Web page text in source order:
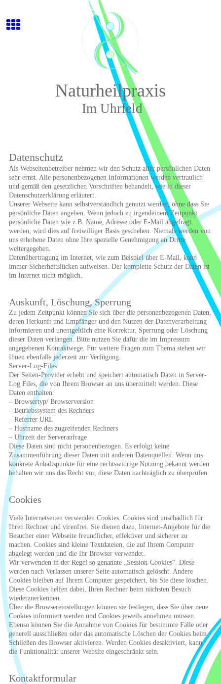
Naturheilpraxis
Im Uhrfeld
Datenschutz
Als Webseitenbetreiber nehmen wir den Schutz aller persönlichen Daten
sehr ernst. Alle personenbezogenen Informationen werden vertraulich
und gemäß den gesetzlichen Vorschriften behandelt, wie in dieser
Datenschutzerklärung erläutert.
Unserer Webseite kann selbstverständlich genutzt werden, ohne dass Sie
persönliche Daten angeben. Wenn jedoch zu irgendeinem Zeitpunkt
persönliche Daten wie z.B. Name, Adresse oder E-Mail abgefragt
werden, wird dies auf freiwilliger Basis geschehen. Niemals werden von
uns erhobene Daten ohne Ihre spezielle Genehmigung an Dritte
weitergegeben.
Datenübertragung im Internet, wie zum Beispiel über E-Mail, kann
immer Sicherheitslücken aufweisen. Der komplette Schutz der Daten ist
im Internet nicht möglich.
Auskunft, Löschung, Sperrung
Zu jedem Zeitpunkt können Sie sich über die personenbezogenen Daten,
deren Herkunft und Empfänger und den Nutzen der Datenverarbeitung
informieren und unentgeltlich eine Korrektur, Sperrung oder Löschung
dieser Daten verlangen. Bitte nutzen Sie dafür die im Impressum
angegebenen Kontaktwege. Für weitere Fragen zum Thema stehen wir
Ihnen ebenfalls jederzeit zur Verfügung.
Server-Log-Files
Der Seiten-Provider erhebt und speichert automatisch Daten in Server-
Log Files, die von Ihrem Browser an uns übermittelt werden. Diese
Daten enthalten:
– Browsertyp/ Browserversion
– Betriebssystem des Rechners
– Referrer URL
– Hostname des zugreifenden Rechners
– Uhrzeit der Serveranfrage
Diese Daten sind nicht personenbezogen. Es erfolgt keine
Zusammenführung dieser Daten mit anderen Datenquellen. Wenn uns
konkrete Anhaltspunkte für eine rechtswidrige Nutzung bekannt werden
behalten wir uns das Recht vor, diese Daten nachträglich zu überprüfen.
Cookies
Viele Internetseiten verwenden Cookies. Cookies sind unschädlich für
Ihren Rechner und virenfrei. Sie dienen dazu, Internet-Angebote für die
Besucher einer Webseite freundlicher, effektiver und sicherer zu
machen. Cookies sind kleine Textdateien, die auf Ihrem Computer
abgelegt werden und die Ihr Browser verwendet.
Wir verwenden in der Regel so genannte „Session-Cookies“. Diese
werden nach Verlassen unserer Seite automatisch gelöscht. Andere
Cookies bleiben auf Ihrem Computer gespeichert, bis Sie diese löschen.
Diese Cookies helfen dabei, Ihren Rechner beim nächsten Besuch
wiederzuerkennen.
Über die Browsereinstellungen können sie festlegen, dass Sie über neue
Cookies informiert werden und Cookies jeweils annehmen müssen.
Ebenso können Sie die Annahme von Cookies für bestimmte Fälle oder
generell ausschließen oder das automatische Löschen der Cookies beim
Schließen des Browser aktivieren. Werden Cookies desaktiviert, kann
die Funktionalität unserer Website eingeschränkt sein.
Kontaktformular